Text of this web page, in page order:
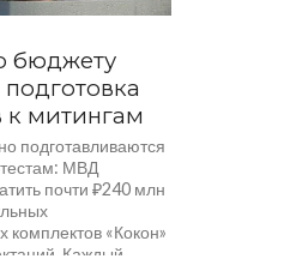
бюджету
к митингам
подготавливаются
МВД
почти ₽240 млн
комплектов «Кокон»
Каждый